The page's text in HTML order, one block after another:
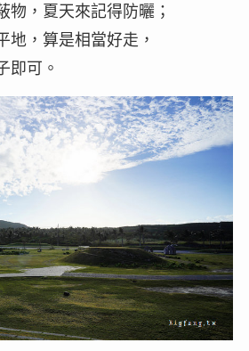
物，夏天來記得防曬；
地，算是相當好走，
即可。